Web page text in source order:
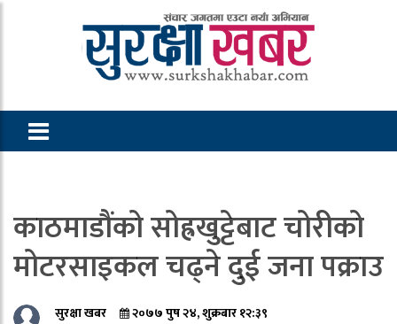
काठमाडौंको सोह्रखुट्टेबाट चोरीको
मोटरसाइकल चढ्ने दुई जना पक्राउ
सुरक्षा खबर २०७७ पुष २४, शुक्रबार १२:३९